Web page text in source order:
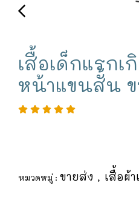
เสื้อเด็กแรกเ
หน้าแขนสั้น ข
หมวดหมู่ : ขายส่ง , เสื้อผ้